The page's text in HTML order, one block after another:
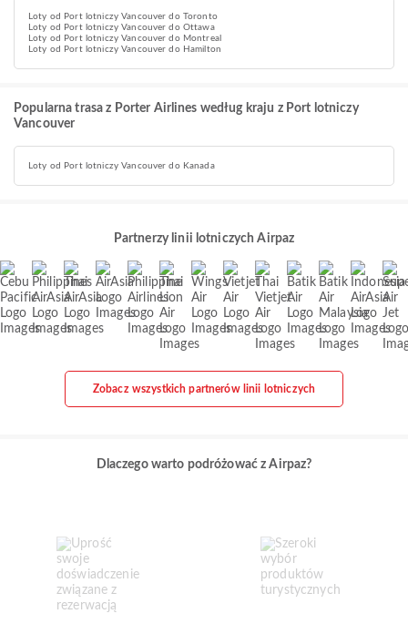
Loty od Port lotniczy Vancouver do Toronto
Loty od Port lotniczy Vancouver do Ottawa
Loty od Port lotniczy Vancouver do Montreal
Loty od Port lotniczy Vancouver do Hamilton
Popularna trasa z Porter Airlines według kraju z Port lotniczy
Vancouver
Loty od Port lotniczy Vancouver do Kanada
Partnerzy linii lotniczych Airpaz
Zobacz wszystkich partnerów linii lotniczych
Dlaczego warto podróżować z Airpaz?